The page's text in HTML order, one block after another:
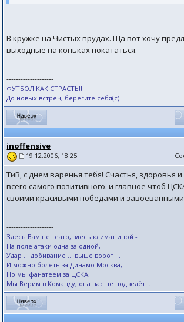
В кружке на Чистых прудах. Ща вот хочу
выходные на коньках покататься.
--------------------
ФУТБОЛ КАК СТРАСТЬ!!!
До новых встреч, берегите себя(с)
inoffensive
19.12.2006, 18:25
ТиВ, с днем варенья тебя! Счастья, здоровья
всего самого позитивного. и главное чтоб
своими красивыми победами и завоеванными
--------------------
Здесь Вам не театр, здесь климат иной -
На поле атаки одна за одной,
Удар ... добивание ... выше ворот ...
И можно болеть за Динамо Москва,
Но мы фанатеем за ЦСКА,
Мы Верим в Команду, она нас не подведёт...